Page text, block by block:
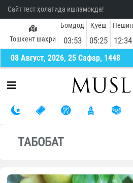
Сайт тест ҳолатида ишламоқда!
Тошкент шаҳри
Бомдод
03:53
Қуёш
05:25
Пешин
12:34
08 Август, 2026, 25 Сафар, 1448
ТАБОБАТ